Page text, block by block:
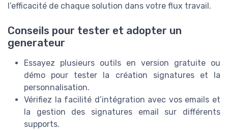
l’efficacité de chaque solution dans votre flux travail.
Conseils pour tester et adopter un
generateur
Essayez plusieurs outils en version gratuite ou
démo pour tester la création signatures et la
personnalisation.
Vérifiez la facilité d’intégration avec vos emails et
la gestion des signatures email sur différents
supports.